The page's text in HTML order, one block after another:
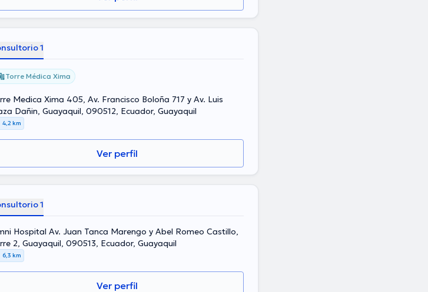
1
Torre Médica Xima
Medica Xima 405, Av. Francisco Boloña 717 y Av. Luis
Dañin, Guayaquil, 090512, Ecuador, Guayaquil
4,2 km
Ver perfil
1
Hospital Av. Juan Tanca Marengo y Abel Romeo Castillo,
2, Guayaquil, 090513, Ecuador, Guayaquil
6,3 km
Ver perfil